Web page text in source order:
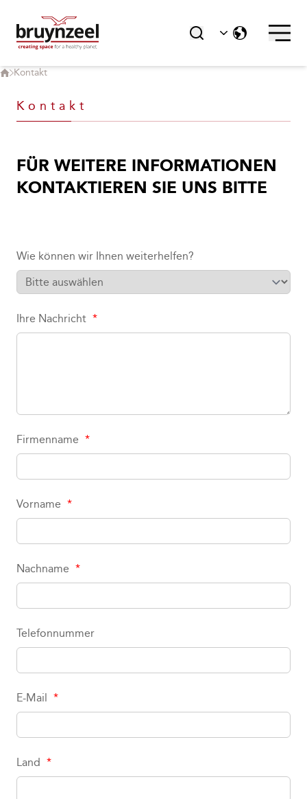
Kontakt
Kontakt
FÜR WEITERE INFORMATIONEN
KONTAKTIEREN SIE UNS BITTE
Wie können wir Ihnen weiterhelfen?
Ihre Nachricht *
Firmenname *
Vorname *
Nachname *
Telefonnummer
E-Mail *
Land *